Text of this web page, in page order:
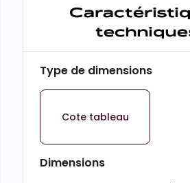
Type de dimensions
Cote tableau
Dimensions